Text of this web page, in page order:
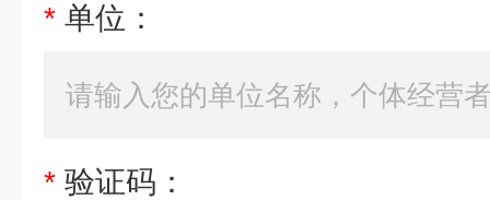
* 单位：
* 验证码：